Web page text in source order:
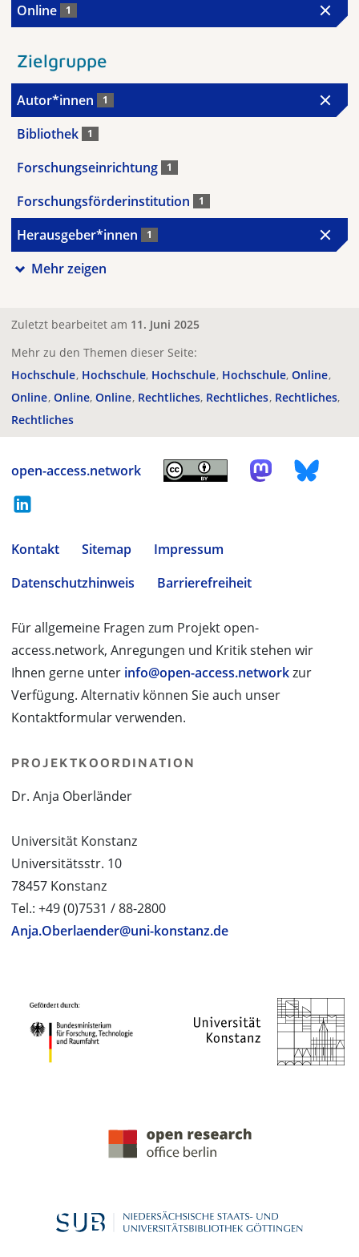
Online 1
Zielgruppe
Autor*innen 1
Bibliothek 1
Forschungseinrichtung 1
Forschungsförderinstitution 1
Herausgeber*innen 1
Mehr zeigen
Zuletzt bearbeitet am 11. Juni 2025
Mehr zu den Themen dieser Seite:
Hochschule Hochschule Hochschule Hochschule Online
Online Online Online Rechtliches Rechtliches Rechtliches
Rechtliches
open-access.network
Kontakt Sitemap
Impressum
Datenschutzhinweis
Barrierefreiheit
Für allgemeine Fragen zum Projekt open-
access.network, Anregungen und Kritik stehen wir
Ihnen gerne unter info@open-access.networkzur
Verfügung. Alternativ können Sie auch unser
Kontaktformular verwenden.
PROJEKTKOORDINATION
Dr. Anja Oberländer
Universität Konstanz
Universitätsstr. 10
78457 Konstanz
Tel.: +49 (0)7531 / 88-2800
Anja.Oberlaender@uni-konstanz.de